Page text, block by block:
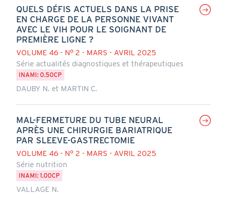
QUELS DÉFIS ACTUELS DANS LA PRISE
EN CHARGE DE LA PERSONNE VIVANT
AVEC LE VIH POUR LE SOIGNANT DE
PREMIÈRE LIGNE ?
VOLUME 46 - N° 2 - MARS - AVRIL 2025
Série actualités diagnostiques et thérapeutiques
INAMI: 0.50CP
DAUBY N. et MARTIN C.
MAL-FERMETURE DU TUBE NEURAL
APRÈS UNE CHIRURGIE BARIATRIQUE
PAR SLEEVE-GASTRECTOMIE
VOLUME 46 - N° 2 - MARS - AVRIL 2025
Série nutrition
INAMI: 1.00CP
VALLAGE N.